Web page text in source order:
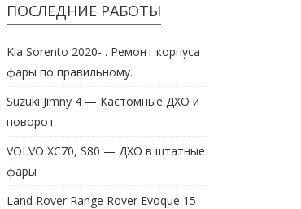
ПОСЛЕДНИЕ РАБОТЫ
Kia Sorento 2020- . Ремонт корпуса
фары по правильному.
Suzuki Jimny 4 — Кастомные ДХО и
поворот
VOLVO XC70, S80 — ДХО в штатные
фары
Land Rover Range Rover Evoque 15-